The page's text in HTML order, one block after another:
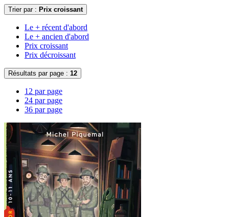
Trier par : Prix croissant
Le + récent d'abord
Le + ancien d'abord
Prix croissant
Prix décroissant
Résultats par page : 12
12 par page
24 par page
36 par page